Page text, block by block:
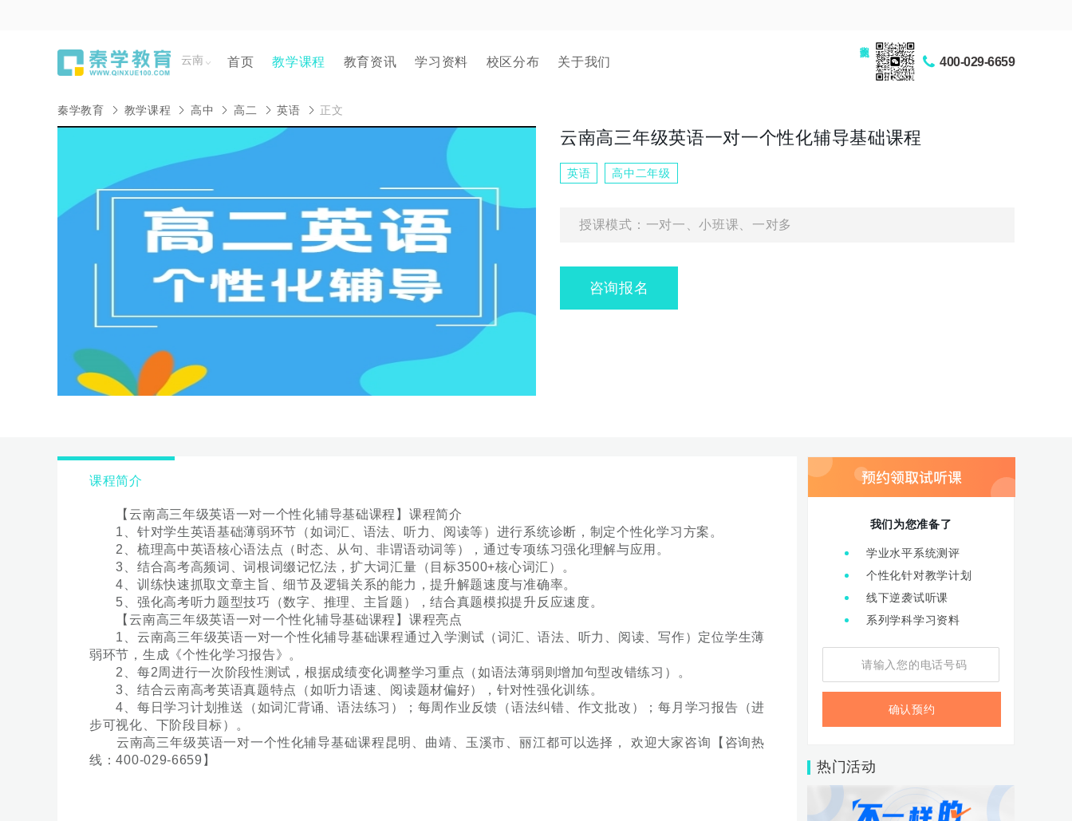
云南 首页 教学课程 教育资讯 学习资料 校区分布 关于我们 400-029-6659
秦学教育 教学课程 高中 高二 英语 正文
云南高三年级英语一对一个性化辅导基础课程
英语 高中二年级
授课模式：一对一、小班课、一对多
咨询报名
课程简介
【云南高三年级英语一对一个性化辅导基础课程】课程简介
1、针对学生英语基础薄弱环节（如词汇、语法、听力、阅读等）进行系统诊断，制定个性化学习方案。
2、梳理高中英语核心语法点（时态、从句、非谓语动词等），通过专项练习强化理解与应用。
3、结合高考高频词、词根词缀记忆法，扩大词汇量（目标3500+核心词汇）。
4、训练快速抓取文章主旨、细节及逻辑关系的能力，提升解题速度与准确率。
5、强化高考听力题型技巧（数字、推理、主旨题），结合真题模拟提升反应速度。
【云南高三年级英语一对一个性化辅导基础课程】课程亮点
1、云南高三年级英语一对一个性化辅导基础课程通过入学测试（词汇、语法、听力、阅读、写作）定位学生薄
弱环节，生成《个性化学习报告》。
2、每2周进行一次阶段性测试，根据成绩变化调整学习重点（如语法薄弱则增加句型改错练习）。
3、结合云南高考英语真题特点（如听力语速、阅读题材偏好），针对性强化训练。
4、每日学习计划推送（如词汇背诵、语法练习）；每周作业反馈（语法纠错、作文批改）；每月学习报告（进
步可视化、下阶段目标）。
云南高三年级英语一对一个性化辅导基础课程‌昆明、‌曲靖、‌玉溪市、‌丽江都可以选择， 欢迎大家咨询【咨询热
线：400-029-6659】
我们为您准备了
学业水平系统测评
个性化针对教学计划
线下逆袭试听课
系列学科学习资料
确认预约
热门活动